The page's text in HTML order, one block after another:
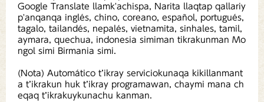
Google Translate llamk'achispa, Narita llaqtap qallariy
p'anqanqa inglés, chino, coreano, español, portugués,
tagalo, tailandés, nepalés, vietnamita, sinhales, tamil,
aymara, quechua, indonesia simiman tikrakunman Mo
ngol simi Birmania simi.
(Nota) Automático t’ikray serviciokunaqa kikillanmant
a t’ikrakun huk t’ikray programawan, chaymi mana ch
eqaq t’ikrakuykunachu kanman.